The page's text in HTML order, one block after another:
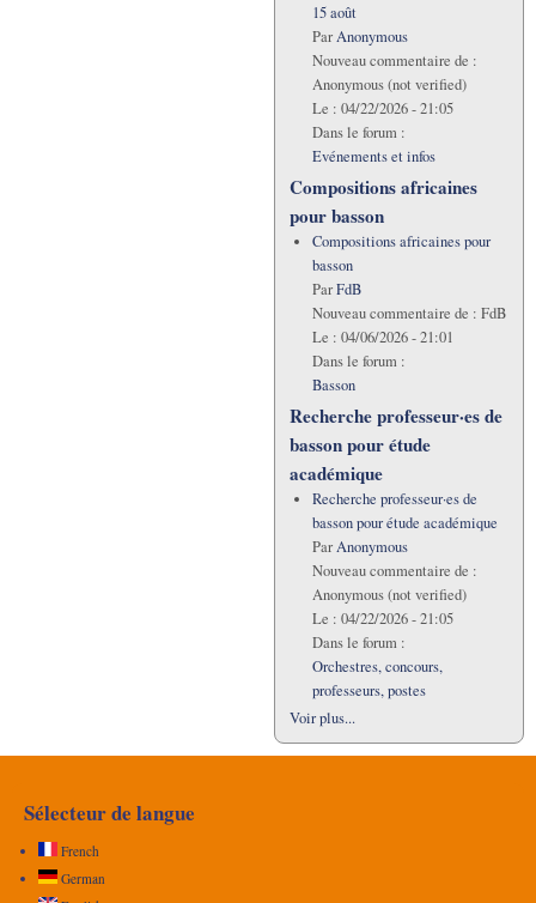
15 août
ParAnonymous
Nouveau commentaire de :
Anonymous (not verified)
Le : 04/22/2026 - 21:05
Dans le forum :
Evénements et infos
Compositions africaines
pour basson
Compositions africaines pour
basson
ParFdB
Nouveau commentaire de : FdB
Le : 04/06/2026 - 21:01
Dans le forum :
Basson
Recherche professeur·es de
basson pour étude
académique
Recherche professeur·es de
basson pour étude académique
ParAnonymous
Nouveau commentaire de :
Anonymous (not verified)
Le : 04/22/2026 - 21:05
Dans le forum :
Orchestres, concours,
professeurs, postes
Voir plus...
Sélecteur de langue
French
German